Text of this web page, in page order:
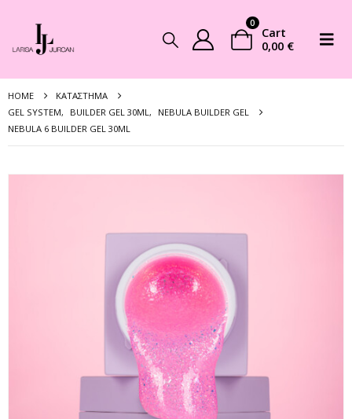
0
Cart
0,00 €
HOME
ΚΑΤΆΣΤΗΜΑ
GEL SYSTEM, BUILDER GEL 30ML,
NEBULA BUILDER GEL
NEBULA 6 BUILDER GEL 30ML